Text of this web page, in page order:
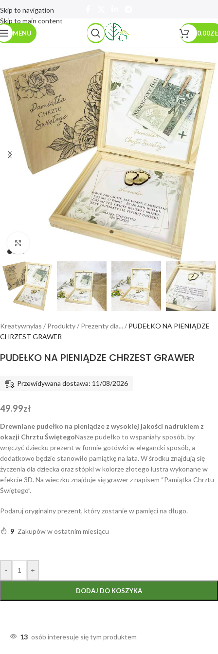
Skip to navigation
Skip to main content
MENU 0.00ZŁ
Kreatywnylas / Produkty/ Prezenty dla... / PUDEŁKO NA PIENIĄDZE
CHRZEST GRAWER
PUDEŁKO NA PIENIĄDZE CHRZEST GRAWER
Przewidywana dostawa: 11/08/2026
49.99zł
Drewniane pudełko na pieniądze z wysokiej jakości nadrukiem z
okazji Chrztu ŚwiętegoNasze pudełko to wspaniały sposób, by
wręczyć dziecku prezent w formie gotówki w elegancki sposób, a
dodatkowo będzie stanowiło pamiątkę na lata. W środku znajdują się
życzenia dla dziecka oraz stópki w kolorze złotego lustra wykonane w
efekcie 3D. Na wieczku znajduje się grawer z napisem “Pamiątka Chrztu
Świętego”.
Podaruj oryginalny prezent, który zostanie w pamięci na długo.
9 Zakupów w ostatnim miesiącu
- +
DODAJ DO KOSZYKA
13 osób interesuje się tym produktem